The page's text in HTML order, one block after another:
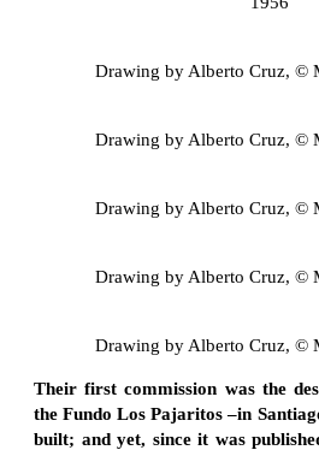
Drawing by Alberto Cruz, ©
Drawing by Alberto Cruz, ©
Drawing by Alberto Cruz, ©
Drawing by Alberto Cruz, ©
Drawing by Alberto Cruz, ©
Their first commission was the
the Fundo Los Pajaritos –in
built; and yet, since it was